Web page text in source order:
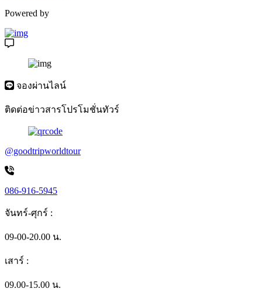
Powered by
จองผ่านไลน์
ติดต่อข่าวสารโปรโมชั่นทัวร์
@goodtripworldtour
086-916-5945
จันทร์-ศุกร์ :
09-00-20.00 น.
เสาร์ :
09.00-15.00 น.